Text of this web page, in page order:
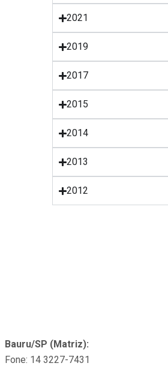
2021
2019
2017
2015
2014
2013
2012
Bauru/SP (Matriz):
Fone: 14 3227-7431